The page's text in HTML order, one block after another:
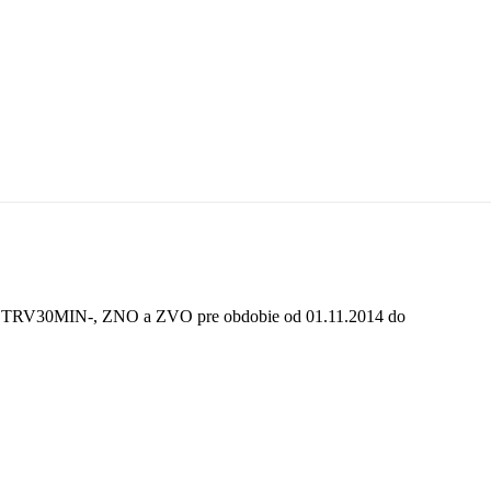
, ZNO a ZVO pre obdobie od 01.11.2014 do